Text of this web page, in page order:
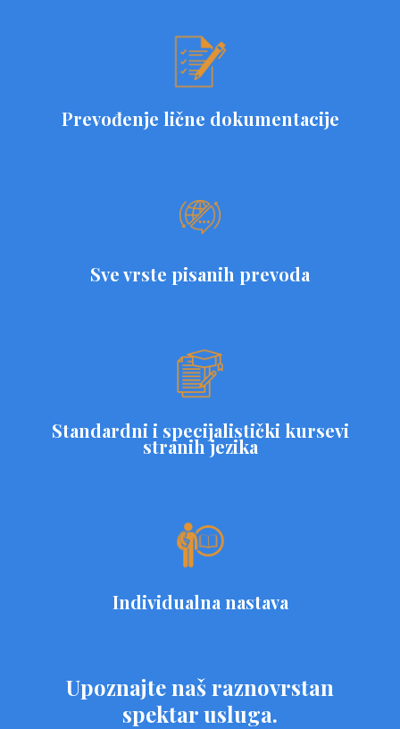
Prevođenje lične dokumentacije
Sve vrste pisanih prevoda
Standardni i specijalistički kursevi
stranih jezika
Individualna nastava
Upoznajte naš raznovrstan
spektar usluga.